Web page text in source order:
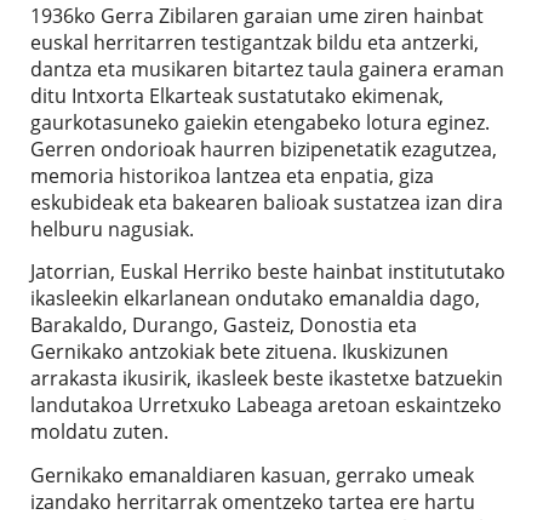
1936ko Gerra Zibilaren garaian ume ziren hainbat
euskal herritarren testigantzak bildu eta antzerki,
dantza eta musikaren bitartez taula gainera eraman
ditu Intxorta Elkarteak sustatutako ekimenak,
gaurkotasuneko gaiekin etengabeko lotura eginez.
Gerren ondorioak haurren bizipenetatik ezagutzea,
memoria historikoa lantzea eta enpatia, giza
eskubideak eta bakearen balioak sustatzea izan dira
helburu nagusiak.
Jatorrian, Euskal Herriko beste hainbat institututako
ikasleekin elkarlanean ondutako emanaldia dago,
Barakaldo, Durango, Gasteiz, Donostia eta
Gernikako antzokiak bete zituena. Ikuskizunen
arrakasta ikusirik, ikasleek beste ikastetxe batzuekin
landutakoa Urretxuko Labeaga aretoan eskaintzeko
moldatu zuten.
Gernikako emanaldiaren kasuan, gerrako umeak
izandako herritarrak omentzeko tartea ere hartu